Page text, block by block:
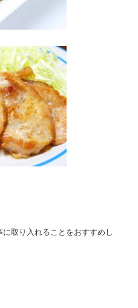
取り入れることをおすすめし